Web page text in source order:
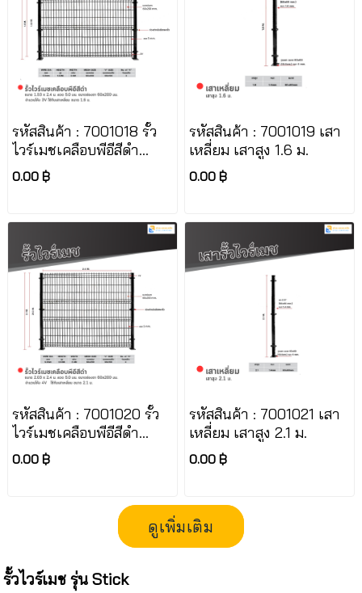
รหัสสินค้า : 7001018 รั้ว
ไวร์เมชเคลือบพีอีสีดำ
ขนาด 1.53 x 2.4 ม. ลวด
5.0 มม. ขนาดช่องตา
3V ใช้กับเสาเหลี่ยม ขนาด
1.6 ม.
0.00 ฿
รหัสสินค้า : 7001019 เสา
เหลี่ยม เสาสูง 1.6 ม.
0.00 ฿
รหัสสินค้า : 7001020 รั้ว
ไวร์เมชเคลือบพีอีสีดำ
ขนาด 2.03 x 2.4 ม. ลวด
5.0 มม. ขนาดช่องตา
4V ใช้กับเสาเหลี่ยม ขนาด
0.00 ฿
รหัสสินค้า : 7001021 เสา
เหลี่ยม เสาสูง 2.1 ม.
0.00 ฿
ดูเพิ่มเติม
รั้วไวร์เมช รุ่น Stick